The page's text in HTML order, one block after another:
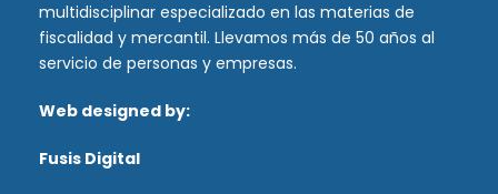
multidisciplinar especializado en las materias de
fiscalidad y mercantil. Llevamos más de 50 años al
servicio de personas y empresas.
Web designed by:
Fusis Digital